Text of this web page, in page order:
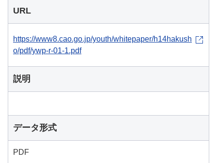
URL
https://www8.cao.go.jp/youth/whitepaper/h14hakush
o/pdf/ywp-r-01-1.pdf
説明
データ形式
PDF